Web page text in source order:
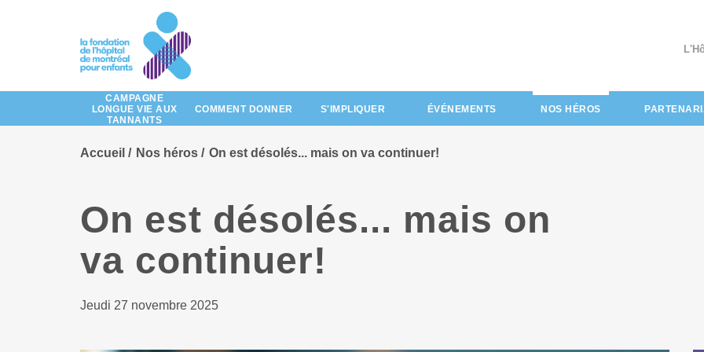
CAMPAGNE
LONGUE VIE AUX
TANNANTS
COMMENT DONNER S'IMPLIQUER ÉVÉNEMENTS NOS HÉROS
Accueil Nos héros On est désolés... mais on va continuer!
On est désolés... mais on
va continuer!
Jeudi 27 novembre 2025